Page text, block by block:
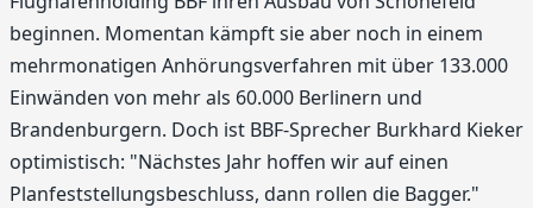
beginnen. Momentan kämpft sie aber noch in einem
mehrmonatigen Anhörungsverfahren mit über 133.000
Einwänden von mehr als 60.000 Berlinern und
Brandenburgern. Doch ist BBF-Sprecher Burkhard Kieker
optimistisch: "Nächstes Jahr hoffen wir auf einen
Planfeststellungsbeschluss, dann rollen die Bagger."